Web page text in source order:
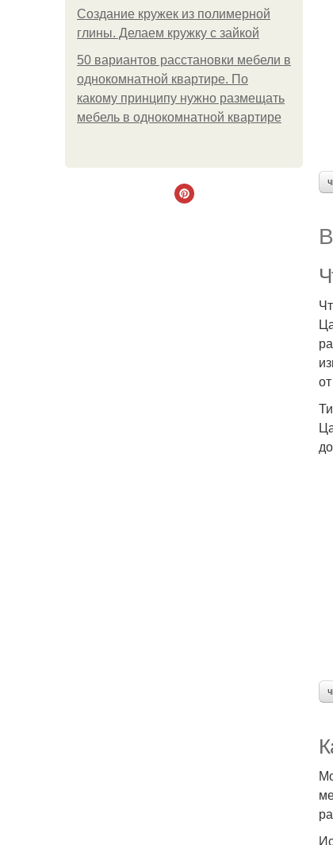
Создание кружек из полимерной
глины. Делаем кружку с зайкой
50 вариантов расстановки мебели в
однокомнатной квартире. По
какому принципу нужно размещать
мебель в однокомнатной квартире